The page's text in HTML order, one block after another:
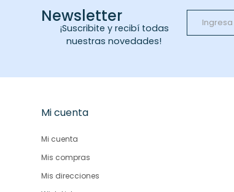
Newsletter
¡Suscribite y recibí todas
nuestras novedades!
Mi cuenta
Mi cuenta
Mis compras
Mis direcciones